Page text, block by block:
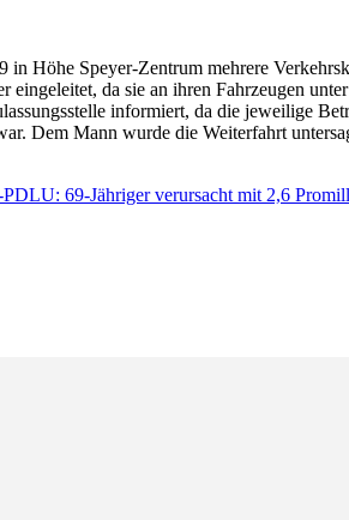
Höhe Speyer-Zentrum mehrere
da sie an ihren Fahrzeugen
informiert, da die jeweilige
Dem Mann wurde die Weiterfahrt
69-Jähriger verursacht mit 2,6